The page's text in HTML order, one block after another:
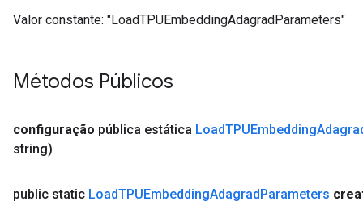
Valor constante: "LoadTPUEmbeddingAdagradParameters"
Métodos Públicos
configuração pública estática LoadTPUEmbedding
string)
public static LoadTPUEmbeddingAdagradParameters